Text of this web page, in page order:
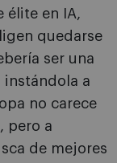
élite en IA,
quedarse
ser una
instándola a
no carece
pero a
de mejores